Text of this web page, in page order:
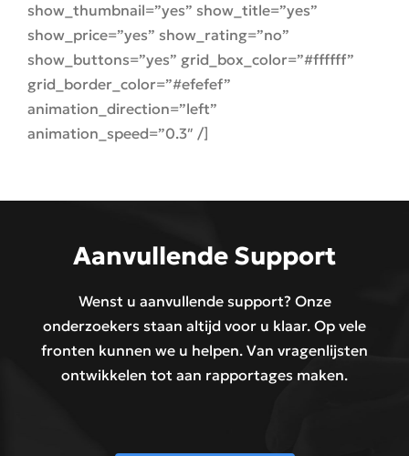
show_thumbnail=”yes” show_title=”yes”
show_price=”yes” show_rating=”no”
show_buttons=”yes” grid_box_color=”#ffffff”
grid_border_color=”#efefef”
animation_direction=”left”
animation_speed=”0.3″ /]
Aanvullende Support
Wenst u aanvullende support? Onze
onderzoekers staan altijd voor u klaar. Op vele
fronten kunnen we u helpen. Van vragenlijsten
ontwikkelen tot aan rapportages maken.